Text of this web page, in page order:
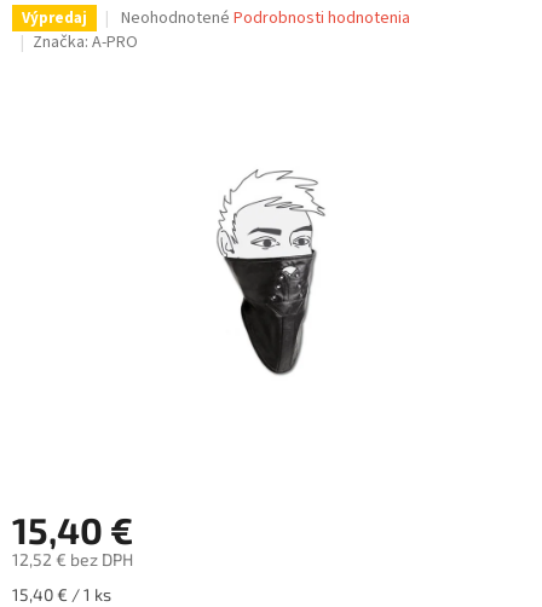
Výpredaj
Priemerné
hodnotenie
Neohodnotené Podrobnosti hodnotenia
Značka: A-PRO
15,40 €
12,52 € bez DPH
Jednotková
15,40 € / 1 ks